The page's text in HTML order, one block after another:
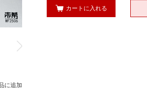
に追加
カートに入れる